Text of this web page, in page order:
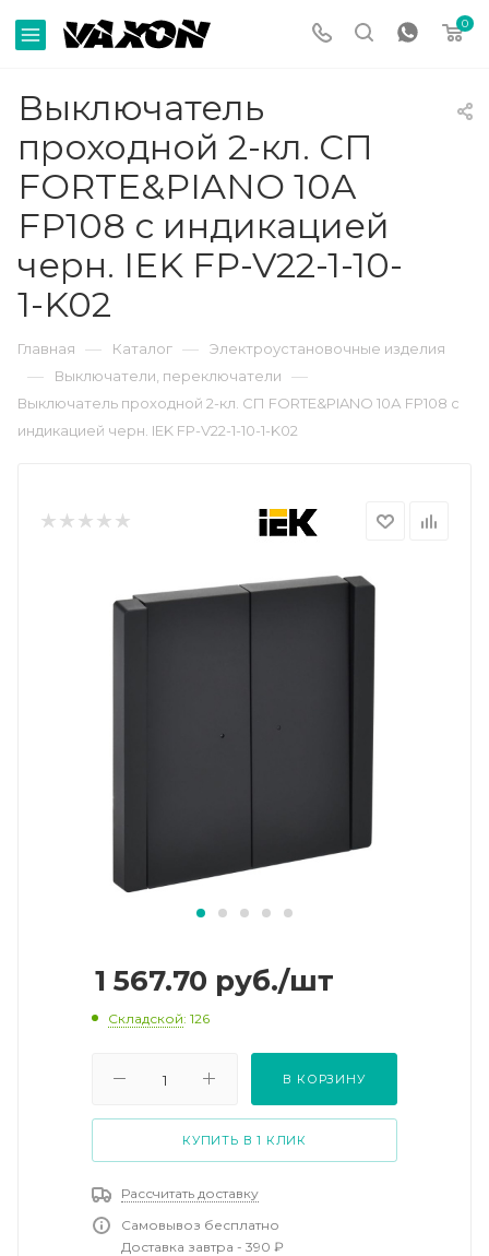
0
Выключатель
проходной 2-кл. СП
FORTE&PIANO 10А
FP108 с индикацией
черн. IEK FP-V22-1-10-
1-K02
Главная — Каталог — Электроустановочные изделия
— Выключатели, переключатели —
Выключатель проходной 2-кл. СП FORTE&PIANO 10А FP108 с
индикацией черн. IEK FP-V22-1-10-1-K02
1 567.70 руб./шт
Складской: 126
В КОРЗИНУ
КУПИТЬ В 1 КЛИК
Рассчитать доставку
Самовывоз бесплатно
Доставка завтра - 390 ₽